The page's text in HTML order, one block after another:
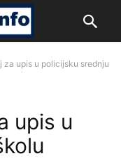
za upis u policijsku srednju
upis u